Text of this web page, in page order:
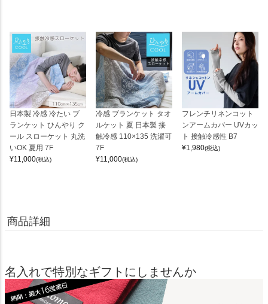
日本製 冷感 冷たい ブ
ランケット ひんやり ク
ール スローケット 丸洗
いOK 夏用 7F
¥11,000(税込)
冷感 ブランケット タオ
ルケット 夏 日本製 接
触冷感 110×135 洗濯可
7F
¥11,000(税込)
フレンチリネンコット
ンアームカバー UVカッ
ト 接触冷感性 B7
¥1,980(税込)
商品詳細
名入れで特別なギフトにしませんか